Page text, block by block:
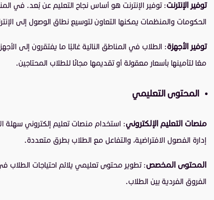
توفير الإنترنت: توفير الإنترنت هو أساس نجاح التعليم عن بُعد. في
الحكومات والمنظمات يمكنها التعاون لتوسيع نطاق الوصول إلى
توفير الأجهزة: الطلاب في المناطق النائية غالبًا ما يفتقرون إلى
معًا لتأمينها بأسعار معقولة أو تقديمها مجانًا للطلاب المحتاجين.
المحتوى التعليمي
منصات التعليم الإلكتروني: استخدام منصات تعليم إلكتروني سهلة
إدارة الفصول الافتراضية، والتفاعل مع الطلاب بطرق متعددة.
المحتوى المخصص: تطوير محتوى تعليمي يلائم احتياجات الطلاب
الفروق الفردية بين الطلاب.